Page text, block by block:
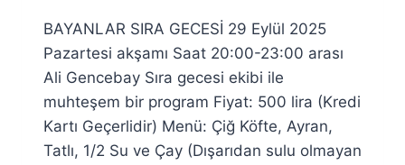
BAYANLAR SIRA GECESİ 29 Eylül 2025
Pazartesi akşamı Saat 20:00-23:00 arası
Ali Gencebay Sıra gecesi ekibi ile
muhteşem bir program Fiyat: 500 lira (Kredi
Kartı Geçerlidir) Menü: Çiğ Köfte, Ayran,
Tatlı, 1/2 Su ve Çay (Dışarıdan sulu olmayan